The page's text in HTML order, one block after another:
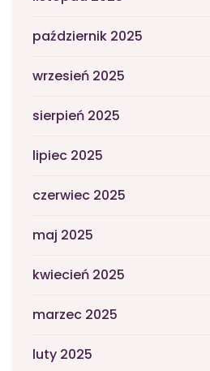
październik 2025
wrzesień 2025
sierpień 2025
lipiec 2025
czerwiec 2025
maj 2025
kwiecień 2025
marzec 2025
luty 2025